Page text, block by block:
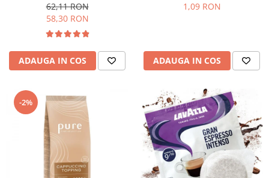
Portafiltre
Tamper
Altele
62,11 RON
58,30 RON
ADAUGA IN COS
1,09 RON
ADAUGA IN COS
-2%